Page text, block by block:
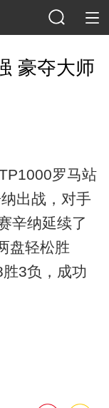
豪夺大师
罗马站
出战，对手
辛纳延续了
盘轻松胜
3负，成功